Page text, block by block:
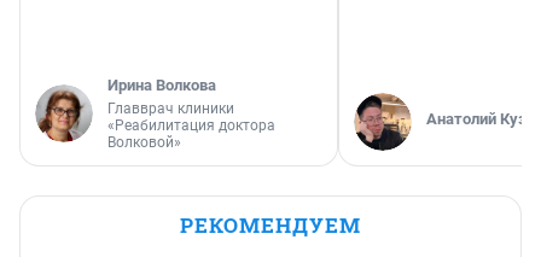
Ирина Волкова
Главврач клиники
«Реабилитация доктора
Волковой»
Анатолий
РЕКОМЕНДУЕМ